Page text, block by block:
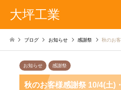
大坪工業
ブログ お知らせ 感謝祭 秋のお
お知らせ 感謝祭
秋のお客様感謝祭 10/4(土)